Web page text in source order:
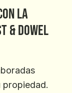
la
& Dowel
propiedad.